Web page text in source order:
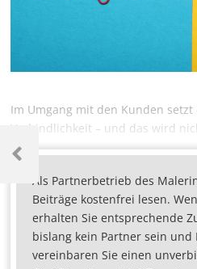
Im Umgang mit den Kunden
Verbindlichkeit – und das wird
Als Partnerbetrieb des
Beiträge kostenfrei lesen.
erhalten Sie entsprechende
bislang kein Partner sein und
vereinbaren Sie einen